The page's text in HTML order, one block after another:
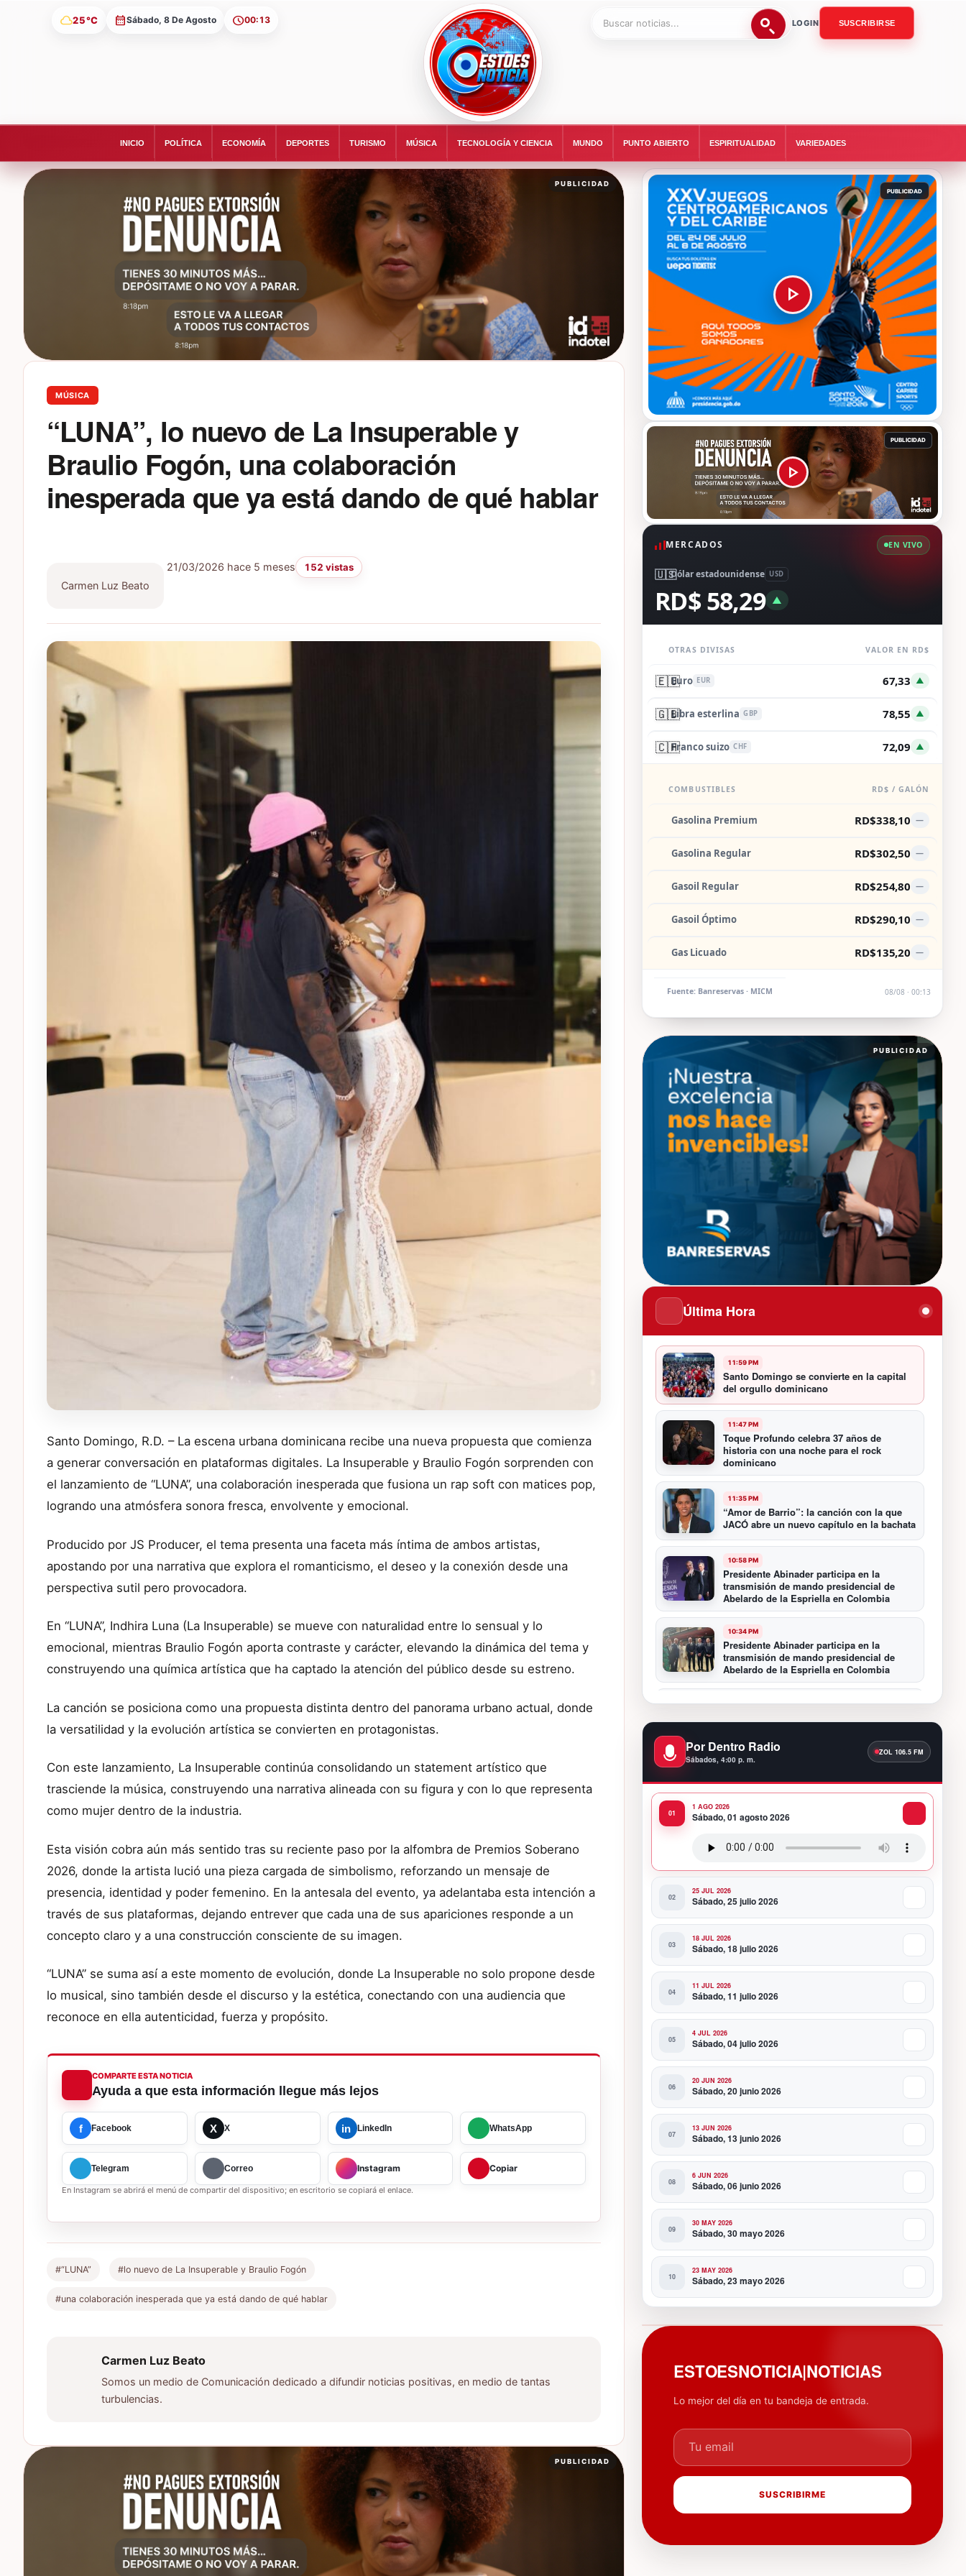
cloud25°C Sábado, 8 De Agosto 00:13
ESTOESNOTICIA|NOTICIAS
Buscar: LOGIN SUSCRIBIRSE
INICIO POLÍTICA ECONOMÍA DEPORTES TURISMO MÚSICA TECNOLOGÍA Y CIENCIA MUNDO PUNTO ABIERTO ESPIRITUALIDAD VARIEDADES
PUBLICIDAD
MÚSICA
“LUNA”, lo nuevo de La Insuperable y
Braulio Fogón, una colaboración
inesperada que ya está dando de qué hablar
Carmen Luz Beato
21/03/2026 hace 5 meses 152 vistas
Santo Domingo, R.D. – La escena urbana dominicana recibe una nueva propuesta que comienza
a generar conversación en plataformas digitales. La Insuperable y Braulio Fogón sorprenden con
el lanzamiento de “LUNA”, una colaboración inesperada que fusiona un rap soft con matices pop,
logrando una atmósfera sonora fresca, envolvente y emocional.
Producido por JS Producer, el tema presenta una faceta más íntima de ambos artistas,
apostando por una narrativa que explora el romanticismo, el deseo y la conexión desde una
perspectiva sutil pero provocadora.
En “LUNA”, Indhira Luna (La Insuperable) se mueve con naturalidad entre lo sensual y lo
emocional, mientras Braulio Fogón aporta contraste y carácter, elevando la dinámica del tema y
construyendo una química artística que ha captado la atención del público desde su estreno.
La canción se posiciona como una propuesta distinta dentro del panorama urbano actual, donde
la versatilidad y la evolución artística se convierten en protagonistas.
Con este lanzamiento, La Insuperable continúa consolidando un statement artístico que
trasciende la música, construyendo una narrativa alineada con su figura y con lo que representa
como mujer dentro de la industria.
Esta visión cobra aún más sentido tras su reciente paso por la alfombra de Premios Soberano
2026, donde la artista lució una pieza cargada de simbolismo, reforzando un mensaje de
presencia, identidad y poder femenino. En la antesala del evento, ya adelantaba esta intención a
través de sus plataformas, dejando entrever que cada una de sus apariciones responde a un
concepto claro y a una construcción consciente de su imagen.
“LUNA” se suma así a este momento de evolución, donde La Insuperable no solo propone desde
lo musical, sino también desde el discurso y la estética, conectando con una audiencia que
reconoce en ella autenticidad, fuerza y propósito.
COMPARTE ESTA NOTICIA
Ayuda a que esta información llegue más lejos
f Facebook X X in LinkedIn WhatsApp
Telegram Correo Instagram Copiar
En Instagram se abrirá el menú de compartir del dispositivo; en escritorio se copiará el enlace.
#“LUNA” #lo nuevo de La Insuperable y Braulio Fogón
#una colaboración inesperada que ya está dando de qué hablar
Carmen Luz Beato
Somos un medio de Comunicación dedicado a difundir noticias positivas, en medio de tantas
turbulencias.
PUBLICIDAD
MERCADOS EN VIVO
🇺🇸Dólar estadounidense USD
RD$ 58,29 ▲
OTRAS DIVISAS VALOR EN RD$
🇪🇺Euro EUR 67,33 ▲
🇬🇧Libra esterlina GBP 78,55 ▲
🇨🇭Franco suizo CHF 72,09 ▲
COMBUSTIBLES RD$ / GALÓN
Gasolina Premium RD$338,10 —
Gasolina Regular RD$302,50 —
Gasoil Regular RD$254,80 —
Gasoil Óptimo RD$290,10 —
Gas Licuado RD$135,20 —
Fuente: Banreservas · MICM 08/08 · 00:13
PUBLICIDAD
Última Hora
11:59 PM
Santo Domingo se convierte en la capital
del orgullo dominicano
11:47 PM
Toque Profundo celebra 37 años de
historia con una noche para el rock
dominicano
11:35 PM
“Amor de Barrio”: la canción con la que
JACÓ abre un nuevo capítulo en la bachata
10:58 PM
Presidente Abinader participa en la
transmisión de mando presidencial de
Abelardo de la Espriella en Colombia
10:34 PM
Presidente Abinader participa en la
transmisión de mando presidencial de
Abelardo de la Espriella en Colombia
10:16 PM
Santiago
Premios a la Moda Dominicana celebró su
quinta edición en el Teatro Nacional
Presidente Abinader viaja a Colombia para
Por Dentro Radio
Sábados, 4:00 p. m.
1 AGO 2026
Sábado, 01 agosto 2026
25 JUL 2026
Sábado, 25 julio 2026
18 JUL 2026
Sábado, 18 julio 2026
11 JUL 2026
Sábado, 11 julio 2026
4 JUL 2026
Sábado, 04 julio 2026
20 JUN 2026
Sábado, 20 junio 2026
13 JUN 2026
Sábado, 13 junio 2026
6 JUN 2026
Sábado, 06 junio 2026
30 MAY 2026
Sábado, 30 mayo 2026
23 MAY 2026
Sábado, 23 mayo 2026
ESTOESNOTICIA|NOTICIAS
Lo mejor del día en tu bandeja de entrada.
Tu email
SUSCRIBIRME